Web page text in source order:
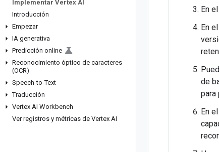
Implementar Vertex AI
Introducción
Empezar
IA generativa
Predicción online
Reconocimiento óptico de caracteres
(OCR)
Speech-to-Text
Traducción
Vertex AI Workbench
Ver registros y métricas de Vertex AI
En
En
de
para
En